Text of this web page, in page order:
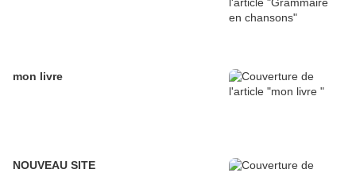
mon livre
NOUVEAU SITE